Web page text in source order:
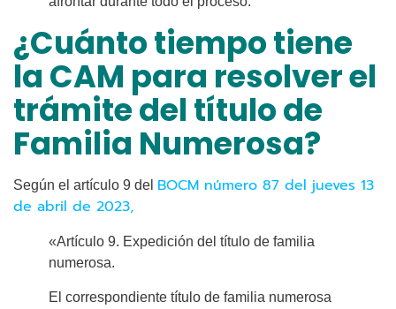
¿Cuánto tiempo tiene
la CAM para resolver el
trámite del título de
Familia Numerosa?
Según el artículo 9 del BOCM número 87 del jueves 13
de abril de 2023,
«Artículo 9. Expedición del título de familia
numerosa.
El correspondiente título de familia numerosa